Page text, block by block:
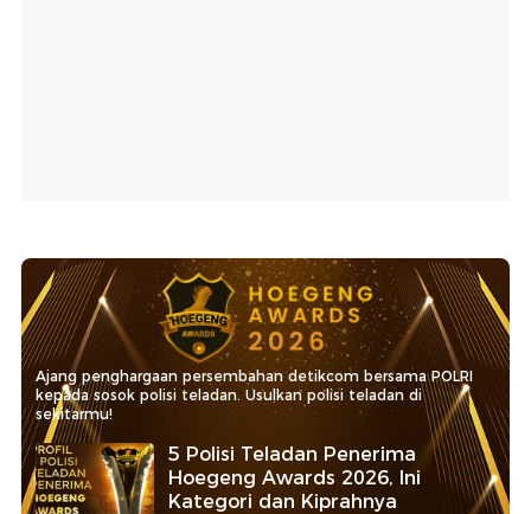
Ajang penghargaan persembahan detikcom bersama POLRI
kepada sosok polisi teladan. Usulkan polisi teladan di
sekitarmu!
5 Polisi Teladan Penerima
Hoegeng Awards 2026, Ini
Kategori dan Kiprahnya